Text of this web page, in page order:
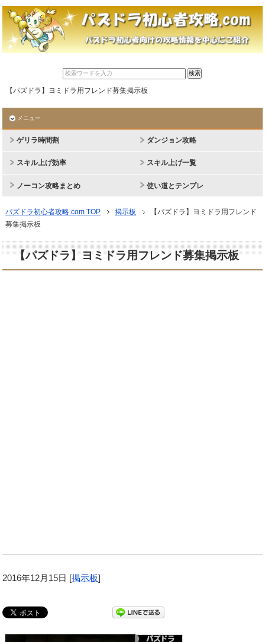
【パズドラ】ヨミドラ用フレンド募集掲示板
メニュー
ゲリラ時間割 ダンジョン攻略
スキル上げ効率 スキル上げ一覧
ノーコン攻略まとめ 使い道とテンプレ
パズドラ初心者攻略.com TOP 掲示板
【パズドラ】ヨミドラ用フレンド
募集掲示板
【パズドラ】ヨミドラ用フレンド募集掲示板
2016年12月15日 [掲示板]